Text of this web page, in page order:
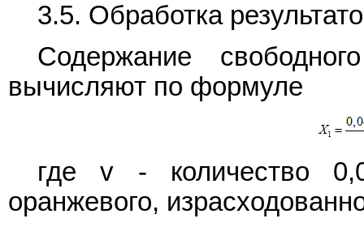
3.5. Обработка
Содержание
вычисляют по формуле
где v - количество
оранжевого,